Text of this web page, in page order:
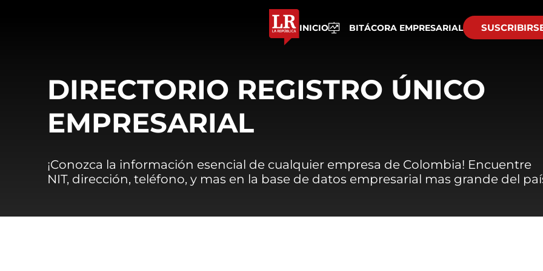
INICIO BITÁCORA EMPRESARIAL
DIRECTORIO REGISTRO ÚNICO
EMPRESARIAL
¡Conozca la información esencial de cualquier empresa de Colombia! Encuentre
NIT, dirección, teléfono, y mas en la base de datos empresarial mas grande del